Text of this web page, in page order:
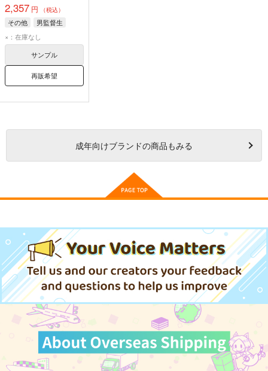
2,357 円 （税込）
その他
男監督生
×：在庫なし
サンプル
再販希望
成年向けブランドの商品もみる